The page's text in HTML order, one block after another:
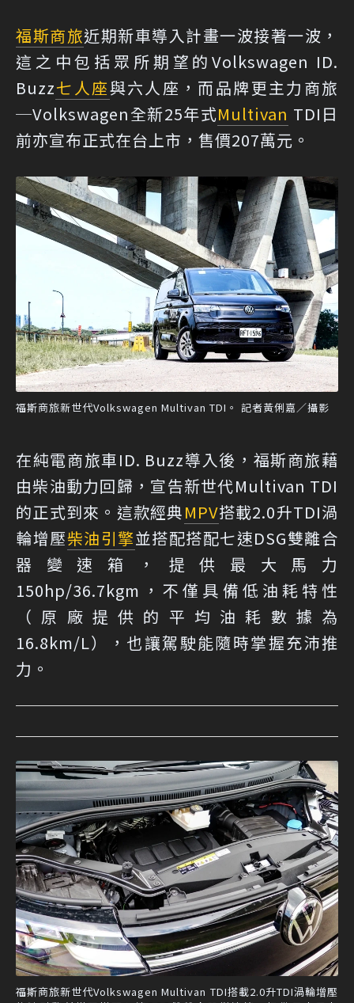
福斯商旅近期新車導入計畫一波接著一波，
這之中包括眾所期望的Volkswagen ID.
Buzz七人座與六人座，而品牌更主力商旅
─Volkswagen全新25年式Multivan TDI日
前亦宣布正式在台上市，售價207萬元。
福斯商旅新世代Volkswagen Multivan TDI。 記者黃俐嘉／攝影
在純電商旅車ID. Buzz導入後，福斯商旅藉
由柴油動力回歸，宣告新世代Multivan TDI
的正式到來。這款經典MPV搭載2.0升TDI渦
輪增壓柴油引擎並搭配搭配七速DSG雙離合
器變速箱，提供最大馬力
150hp/36.7kgm，不僅具備低油耗特性
（原廠提供的平均油耗數據為
16.8km/L），也讓駕駛能隨時掌握充沛推
力。
福斯商旅新世代Volkswagen Multivan TDI搭載2.0升TDI渦輪增壓